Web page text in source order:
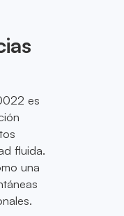
es
fluida.
una